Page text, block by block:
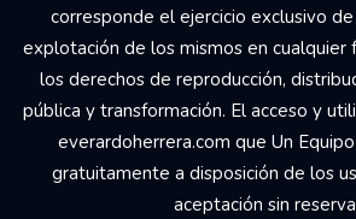
corresponde el ejercicio exclusivo
explotación de los mismos en cualquier
los derechos de reproducción,
pública y transformación. El acceso y
everardoherrera.com que Un
gratuitamente a disposición de los
aceptación sin